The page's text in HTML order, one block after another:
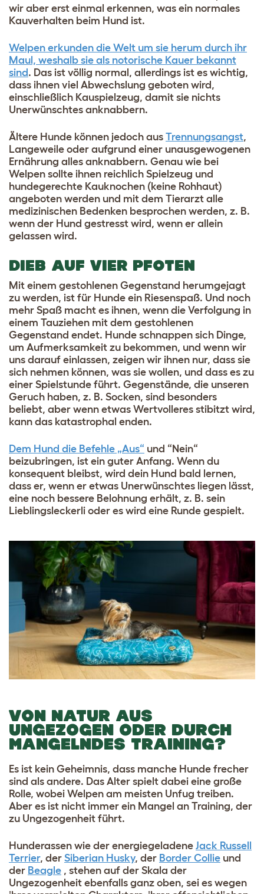
wir aber erst einmal erkennen, was ein normales
Kauverhalten beim Hund ist.
Welpen erkunden die Welt um sie herum durch ihr
Maul, weshalb sie als notorische Kauer bekannt
sind . Das ist völlig normal, allerdings ist es wichtig,
dass ihnen viel Abwechslung geboten wird,
einschließlich Kauspielzeug, damit sie nichts
Unerwünschtes anknabbern.
Ältere Hunde können jedoch aus Trennungsangst,
Langeweile oder aufgrund einer unausgewogenen
Ernährung alles anknabbern. Genau wie bei
Welpen sollte ihnen reichlich Spielzeug und
hundegerechte Kauknochen (keine Rohhaut)
angeboten werden und mit dem Tierarzt alle
medizinischen Bedenken besprochen werden, z. B.
wenn der Hund gestresst wird, wenn er allein
gelassen wird.
DIEB AUF VIER PFOTEN
Mit einem gestohlenen Gegenstand herumgejagt
zu werden, ist für Hunde ein Riesenspaß. Und noch
mehr Spaß macht es ihnen, wenn die Verfolgung in
einem Tauziehen mit dem gestohlenen
Gegenstand endet. Hunde schnappen sich Dinge,
um Aufmerksamkeit zu bekommen, und wenn wir
uns darauf einlassen, zeigen wir ihnen nur, dass sie
sich nehmen können, was sie wollen, und dass es zu
einer Spielstunde führt. Gegenstände, die unseren
Geruch haben, z. B. Socken, sind besonders
beliebt, aber wenn etwas Wertvolleres stibitzt wird,
kann das katastrophal enden.
Dem Hund die Befehle „Aus“ und “Nein“
beizubringen, ist ein guter Anfang. Wenn du
konsequent bleibst, wird dein Hund bald lernen,
dass er, wenn er etwas Unerwünschtes liegen lässt,
eine noch bessere Belohnung erhält, z. B. sein
Lieblingsleckerli oder es wird eine Runde gespielt.
VON NATUR AUS
UNGEZOGEN ODER DURCH
MANGELNDES TRAINING?
Es ist kein Geheimnis, dass manche Hunde frecher
sind als andere. Das Alter spielt dabei eine große
Rolle, wobei Welpen am meisten Unfug treiben.
Aber es ist nicht immer ein Mangel an Training, der
zu Ungezogenheit führt.
Hunderassen wie der energiegeladene Jack Russell
Terrier, der Siberian Husky, der Border Collie und
der Beagle , stehen auf der Skala der
Ungezogenheit ebenfalls ganz oben, sei es wegen